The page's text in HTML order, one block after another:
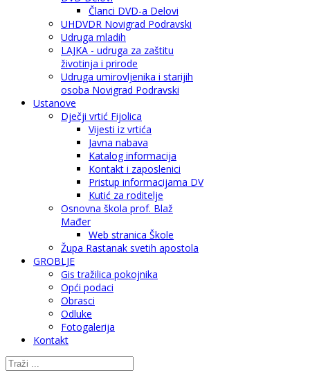
Članci DVD-a Delovi
UHDVDR Novigrad Podravski
Udruga mladih
LAJKA - udruga za zaštitu
životinja i prirode
Udruga umirovljenika i starijih
osoba Novigrad Podravski
Ustanove
Dječji vrtić Fijolica
Vijesti iz vrtića
Javna nabava
Katalog informacija
Kontakt i zaposlenici
Pristup informacijama DV
Kutić za roditelje
Osnovna škola prof. Blaž
Mađer
Web stranica Škole
Župa Rastanak svetih apostola
GROBLJE
Gis tražilica pokojnika
Opći podaci
Obrasci
Odluke
Fotogalerija
Kontakt